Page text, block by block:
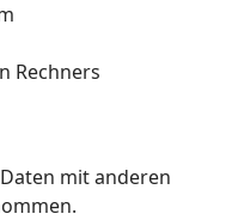
Rechners
mit anderen